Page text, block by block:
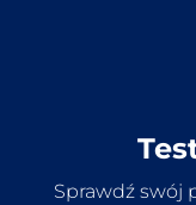
Sprawdź swój